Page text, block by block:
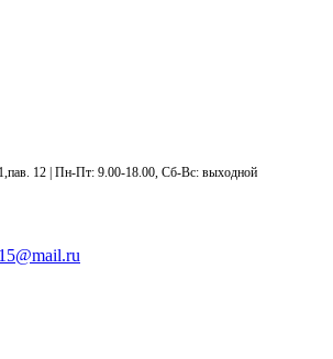
12 | Пн-Пт: 9.00-18.00, Сб-Вс: выходной